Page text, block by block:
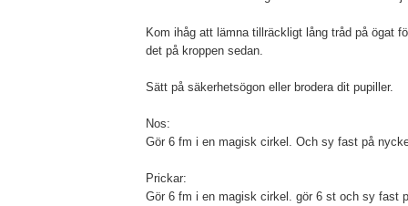
Kom ihåg att lämna tillräckligt lång tråd på ögat
det på kroppen sedan.
Sätt på säkerhetsögon eller brodera dit pupiller.
Nos:
Gör 6 fm i en magisk cirkel. Och sy fast på
Prickar:
Gör 6 fm i en magisk cirkel. gör 6 st och sy fast